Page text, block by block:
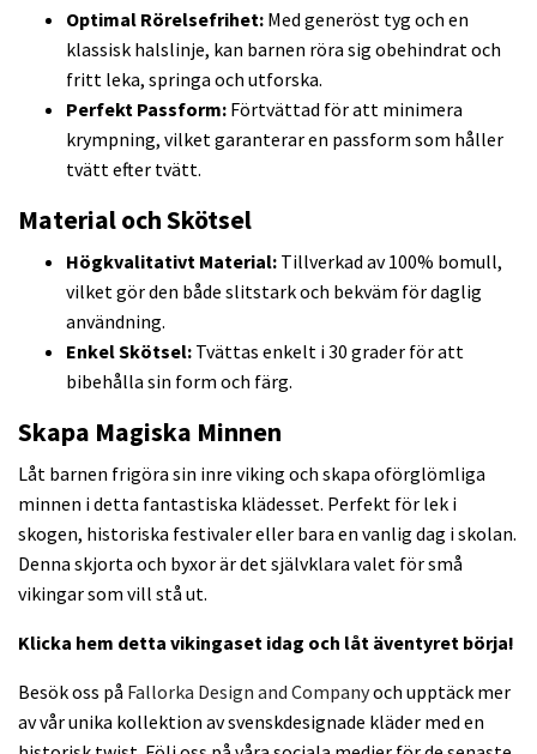
Optimal Rörelsefrihet: Med generöst tyg och en
klassisk halslinje, kan barnen röra sig obehindrat och
fritt leka, springa och utforska.
Perfekt Passform: Förtvättad för att minimera
krympning, vilket garanterar en passform som håller
tvätt efter tvätt.
Material och Skötsel
Högkvalitativt Material: Tillverkad av 100% bomull,
vilket gör den både slitstark och bekväm för daglig
användning.
Enkel Skötsel: Tvättas enkelt i 30 grader för att
bibehålla sin form och färg.
Skapa Magiska Minnen
Låt barnen frigöra sin inre viking och skapa oförglömliga
minnen i detta fantastiska klädesset. Perfekt för lek i
skogen, historiska festivaler eller bara en vanlig dag i skolan.
Denna skjorta och byxor är det självklara valet för små
vikingar som vill stå ut.
Klicka hem detta vikingaset idag och låt äventyret börja!
Besök oss på Fallorka Design and Companyoch upptäck mer
av vår unika kollektion av svenskdesignade kläder med en